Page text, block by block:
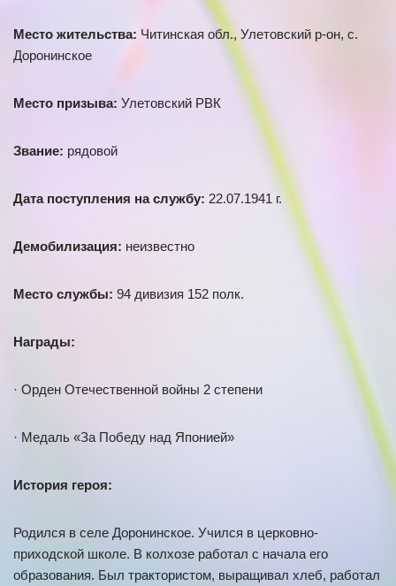
Место жительства: Читинская обл., Улетовский р-он, с.
Доронинское
Место призыва: Улетовский РВК
Звание: рядовой
Дата поступления на службу: 22.07.1941 г.
Демобилизация: неизвестно
Место службы: 94 дивизия 152 полк.
Награды:
· Орден Отечественной войны 2 степени
· Медаль «За Победу над Японией»
История героя:
Родился в селе Доронинское. Учился в церковно-
приходской школе. В колхозе работал с начала его
образования. Был трактористом, выращивал хлеб, работал